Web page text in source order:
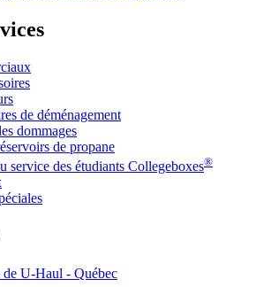
de déménagement
dommages
de propane
service des étudiants Collegeboxes®
de U-Haul - Québec